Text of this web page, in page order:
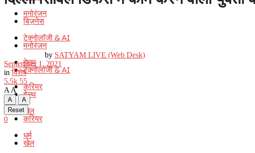
मनोरंजन
टेक्नोलॉजी & AI
हेल्थ
करियर
खेल
धर्म
बिज़नेस
मनोरंजन
टेक्नोलॉजी & AI
हेल्थ
करियर
खेल
by SATYAM LIVE (Web Desk)
September 1, 2021
in विशेष
5.5k 55
A A
A
A
Reset
0